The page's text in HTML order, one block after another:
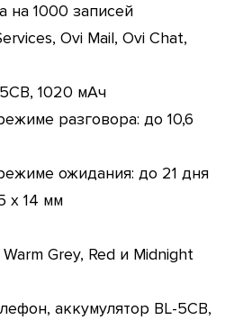
на 1000 записей
Ovi Mail, Ovi Chat,
1020 мАч
разговора: до 10,6
ожидания: до 21 дня
x 14 мм
Grey, Red и Midnight
аккумулятор BL-5CB,